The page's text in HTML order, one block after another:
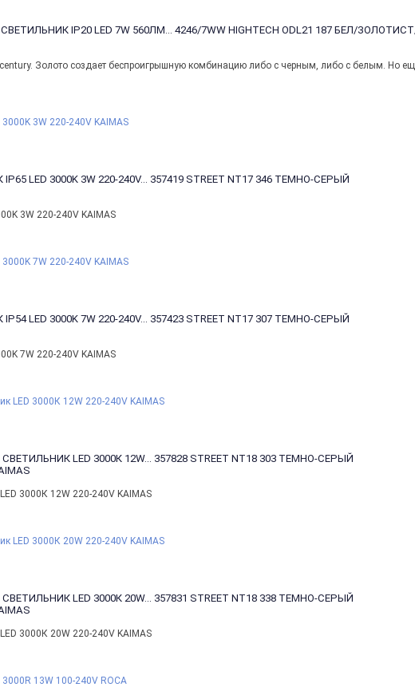
IP20 LED 7W 560ЛМ... 4246/7WW HIGHTECH ODL21 187 БЕЛ/
Золото создает беспроигрышную комбинацию либо с черным, либо с белым. Но
LED 3000K 3W 220-240V... 357419 STREET NT17 346 ТЕМНО-СЕРЫЙ
3W 220-240V KAIMAS
LED 3000K 7W 220-240V... 357423 STREET NT17 307 ТЕМНО-СЕРЫЙ
7W 220-240V KAIMAS
LED 3000К 12W... 357828 STREET NT18 303 ТЕМНО-СЕРЫЙ
3000К 12W 220-240V KAIMAS
LED 3000К 20W... 357831 STREET NT18 338 ТЕМНО-СЕРЫЙ
3000К 20W 220-240V KAIMAS